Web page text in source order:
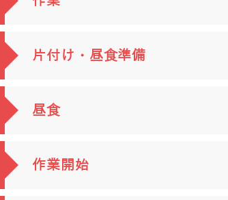
片付け・昼食準備
昼食
作業開始